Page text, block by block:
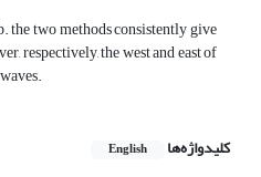
the two methods consistently give
respectively, the west and east of
کلیدواژه‌ها English